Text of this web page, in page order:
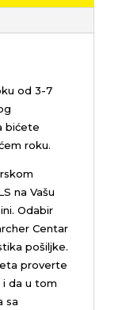
od 3-7
bićete
roku.
na Vašu
Odabir
Centar
pošiljke.
proverte
da u tom
sa